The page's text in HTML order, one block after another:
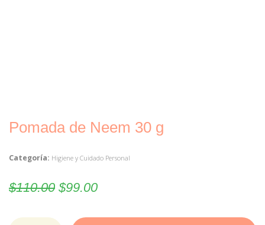
Pomada de Neem 30 g
Categoría: Higiene y Cuidado Personal
$110.00 $99.00